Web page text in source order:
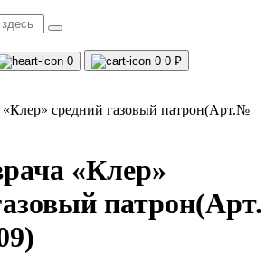
0 0 0 ₽
«Клер» средний газовый патрон(Арт.№
«Клер»
патрон(Арт.